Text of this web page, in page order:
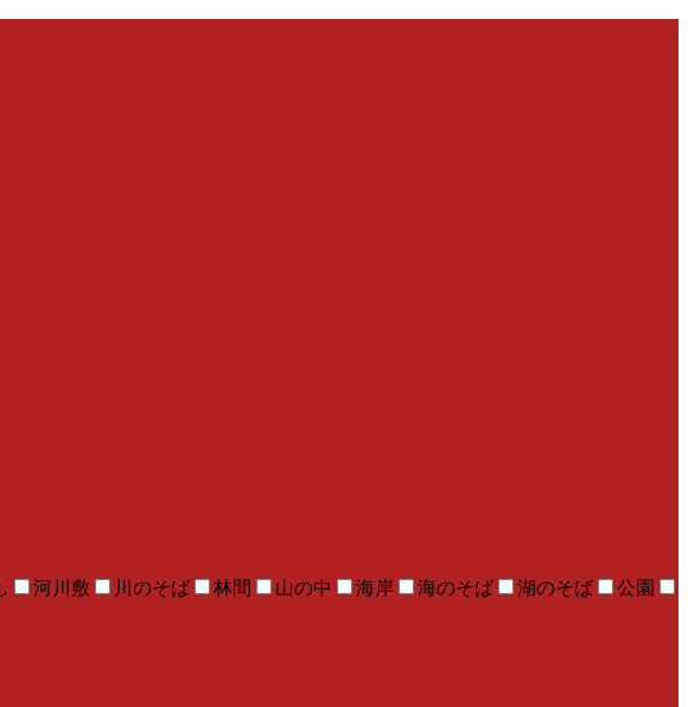
河川敷 川のそば 林間 山の中 海岸 海のそば 湖のそば
公園